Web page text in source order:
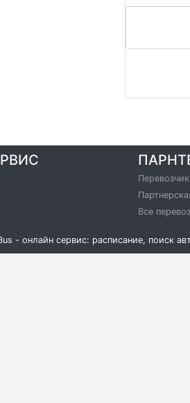
Все
- онлайн сервис: расписание, поиск